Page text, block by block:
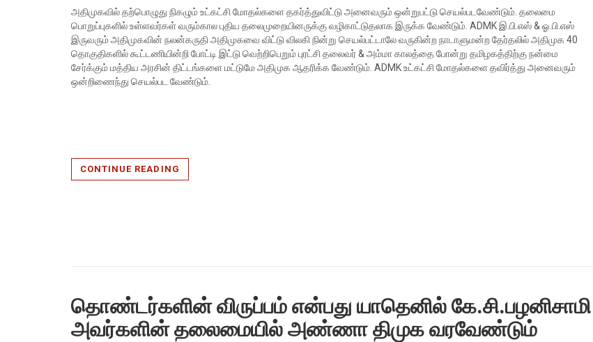
அதிமுகவில் தற்பொழுது நிகழும் உட்கட்சி மோதல்களை தகர்த்துவிட்டு அனைவரும் ஒன்றுபட்டு செயல்படவேண்டும். தலைமை
பொறுப்புகளில் உள்ளவர்கள் வரும்கால புதிய தலைமுறையினருக்கு வழிகாட்டுதலாக இருக்க வேண்டும். ADMK இ.பி.எஸ் & ஓ.பி.எஸ்
இருவரும் அதிமுகவின் நலன்கருதி அதிமுகவை விட்டு விலகி நின்று செயல்பட்டாலே வருகின்ற நாடாளுமன்ற தேர்தலில் அதிமுக 40
தொகுதிகளில் கூட்டணியின்றி போட்டி இட்டு வெற்றிபெறும் புரட்சி தலைவர் & அம்மா காலத்தை போன்று தமிழகத்திற்கு நன்மை
சேர்க்கும் மத்திய அரசின் திட்டங்களை மட்டுமே அதிமுக ஆதரிக்க வேண்டும். ADMK உட்கட்சி மோதல்களை தவிர்த்து அனைவரும்
ஒன்றிணைந்து செயல்பட வேண்டும்.
CONTINUE READING
தொண்டர்களின் விருப்பம் என்பது யாதெனில் கே.சி.பழனிசாமி
அவர்களின் தலைமையில் அண்ணா திமுக வரவேண்டும்